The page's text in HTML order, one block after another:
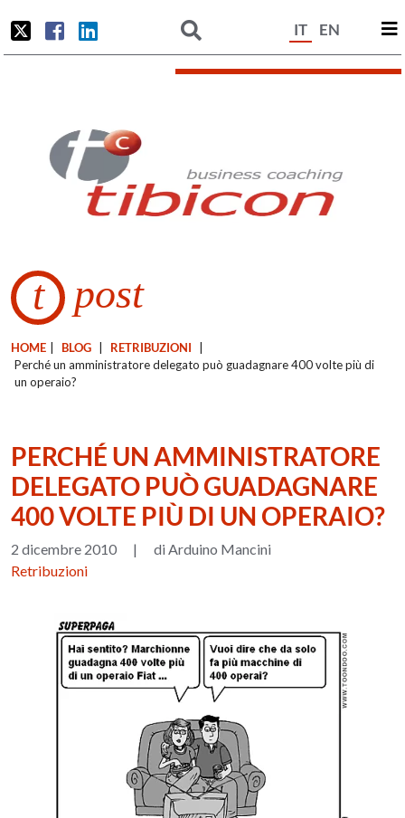
IT EN
t post
HOME BLOG RETRIBUZIONI
Perché un amministratore delegato può guadagnare 400 volte più di
un operaio?
PERCHÉ UN AMMINISTRATORE
DELEGATO PUÒ GUADAGNARE
400 VOLTE PIÙ DI UN OPERAIO?
2 dicembre 2010 |
di Arduino Mancini
Retribuzioni